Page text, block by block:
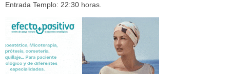
Entrada Templo: 22:30 horas.